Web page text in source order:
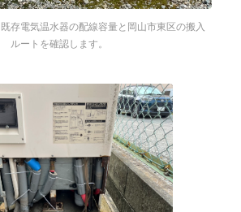
存電気温水器の配線容量と岡山市東区の搬入
ルートを確認します。